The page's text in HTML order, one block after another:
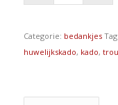
Categorie: bedankjes
huwelijkskado, kado,